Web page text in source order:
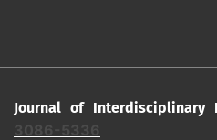
Journal of Interdisciplinary
3086-5336